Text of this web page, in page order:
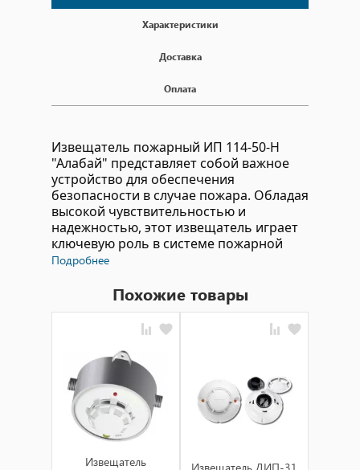
Характеристики
Доставка
Оплата
Извещатель пожарный ИП 114-50-Н
"Алабай" представляет собой важное
устройство для обеспечения
безопасности в случае пожара. Обладая
высокой чувствительностью и
надежностью, этот извещатель играет
ключевую роль в системе пожарной
защиты помещений.
Технические характеристики:
Извещатель ИП 114-50-Н "Алабай"
обеспечивает оперативное
обнаружение дыма и изменений
температуры, что позволяет
предупреждать о возможном пожаре
на ранних стадиях.
Прочный корпус защищает
устройство от воздействия внешних
факторов, обеспечивая надежную
Подробнее
Похожие товары
Извещатель